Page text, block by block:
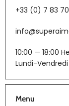
+33 (0) 7 83
10:00 — 18:00
Lundi-Vendredi
Menu